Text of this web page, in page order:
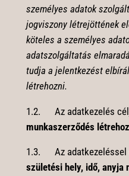
személyes adatok
jogviszony létrejöttének
köteles a személyes
adatszolgáltatás
tudja a jelentkezést
létrehozni.
1.2. Az adatkezelés
munkaszerződés
1.3. Az adatkezeléssel
születési hely, idő, anyja